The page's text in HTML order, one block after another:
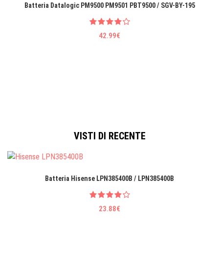
Batteria Datalogic PM9500 PM9501 PBT9500 / SGV-BY-195
42.99€
VISTI DI RECENTE
Batteria Hisense LPN385400B / LPN385400B
23.88€